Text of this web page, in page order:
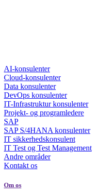
AI-konsulenter
Cloud-konsulenter
Data konsulenter
DevOps konsulenter
IT-Infrastruktur konsulenter
Projekt- og programledere
SAP
SAP S/4HANA konsulenter
IT sikkerhedskonsulent
IT Test og Test Management
Andre områder
Kontakt os
Om os